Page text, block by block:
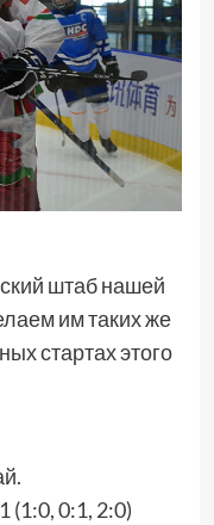
штаб нашей
им таких же
стартах этого
(1:0, 0:1, 2:0)